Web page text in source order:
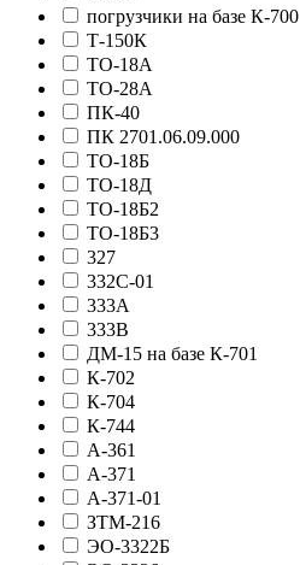
погрузчики на базе К-700
Т-150К
ТО-18А
ТО-28А
ПК-40
ПК 2701.06.09.000
ТО-18Б
ТО-18Д
ТО-18Б2
ТО-18Б3
327
332С-01
333А
333В
ДМ-15 на базе К-701
К-702
К-704
К-744
А-361
А-371
А-371-01
ЗТМ-216
ЭО-3322Б